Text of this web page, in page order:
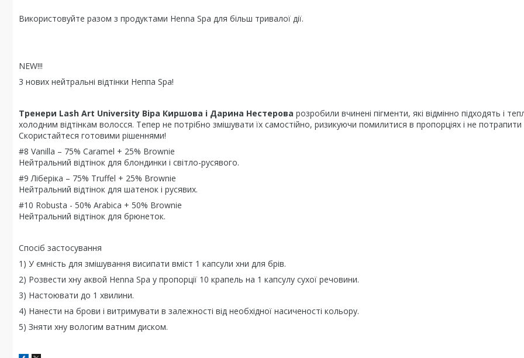
Використовуйте разом з продуктами Henna Spa для більш тривалої дії.
NEW!!!
3 нових нейтральні відтінки Неппа Spa!
Тренери Lash Art University Віра Киршова і Дарина Нестерова розробили вчинені пігменти, які відмінно підходять і
холодним відтінкам волосся. Тепер не потрібно змішувати їх самостійно, ризикуючи помилитися в пропорціях і не
Скористайтеся готовими рішеннями!
#8 Vanilla – 75% Caramel + 25% Brownie
Нейтральний відтінок для блондинки і світло-русявого.
#9 Ліберіка – 75% Truffel + 25% Brownie
Нейтральний відтінок для шатенок і русявих.
#10 Robusta - 50% Arabica + 50% Brownie
Нейтральний відтінок для брюнеток.
Спосіб застосування
1) У ємність для змішування висипати вміст 1 капсули хни для брів.
2) Розвести хну аквой Henna Spa у пропорції 10 крапель на 1 капсулу сухої речовини.
3) Настоювати до 1 хвилини.
4) Нанести на брови і витримувати в залежності від необхідної насиченості кольору.
5) Зняти хну вологим ватним диском.